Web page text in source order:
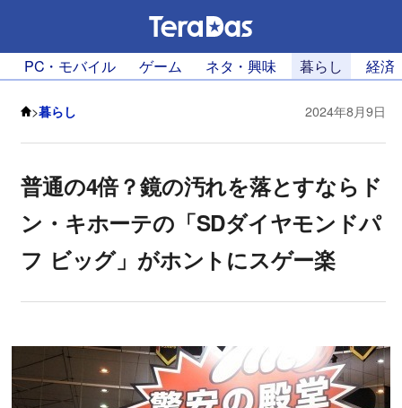
PC・モバイル ゲーム ネタ・興味 暮らし 経済
>暮らし 2024年8月9日
普通の4倍？鏡の汚れを落とすならド
ン・キホーテの「SDダイヤモンドパ
フ ビッグ」がホントにスゲー楽